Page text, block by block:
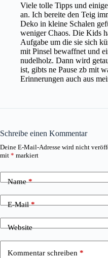
Viele tolle Tipps und
an. Ich bereite den Teig
Deko in kleine Schalen
weniger Chaos. Die Kids
Aufgabe um die sie sich
mit Pinsel bewaffnet und
nudelholz. Dann wird
ist, gibts ne Pause zb mit
Erinnerungen auch aus
Schreibe einen Kommentar
Deine E-Mail-Adresse wird nicht
mit * markiert
Name*
E-Mail*
Website
Kommentar schreiben *